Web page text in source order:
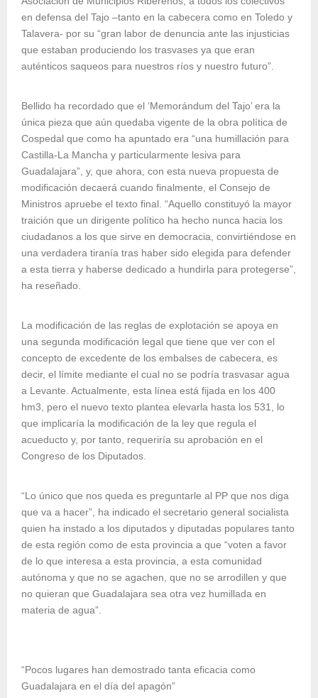
en defensa del Tajo –tanto en la cabecera como en Toledo y
Talavera- por su “gran labor de denuncia ante las injusticias
que estaban produciendo los trasvases ya que eran
auténticos saqueos para nuestros ríos y nuestro futuro”.
Bellido ha recordado que el ‘Memorándum del Tajo’ era la
única pieza que aún quedaba vigente de la obra política de
Cospedal que como ha apuntado era “una humillación para
Castilla-La Mancha y particularmente lesiva para
Guadalajara”, y, que ahora, con esta nueva propuesta de
modificación decaerá cuando finalmente, el Consejo de
Ministros apruebe el texto final. “Aquello constituyó la mayor
traición que un dirigente político ha hecho nunca hacia los
ciudadanos a los que sirve en democracia, convirtiéndose en
una verdadera tiranía tras haber sido elegida para defender
a esta tierra y haberse dedicado a hundirla para protegerse”,
ha reseñado.
La modificación de las reglas de explotación se apoya en
una segunda modificación legal que tiene que ver con el
concepto de excedente de los embalses de cabecera, es
decir, el límite mediante el cual no se podría trasvasar agua
a Levante. Actualmente, esta línea está fijada en los 400
hm3, pero el nuevo texto plantea elevarla hasta los 531, lo
que implicaría la modificación de la ley que regula el
acueducto y, por tanto, requeriría su aprobación en el
Congreso de los Diputados.
“Lo único que nos queda es preguntarle al PP que nos diga
que va a hacer”, ha indicado el secretario general socialista
quien ha instado a los diputados y diputadas populares tanto
de esta región como de esta provincia a que “voten a favor
de lo que interesa a esta provincia, a esta comunidad
autónoma y que no se agachen, que no se arrodillen y que
no quieran que Guadalajara sea otra vez humillada en
materia de agua”.
“Pocos lugares han demostrado tanta eficacia como
Guadalajara en el día del apagón”